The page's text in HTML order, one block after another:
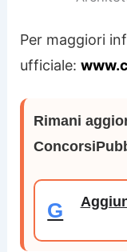
Per maggiori
ufficiale:
Rimani
G